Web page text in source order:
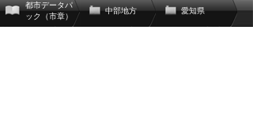
都市データパ
ック（市章）
中部地方 愛知県